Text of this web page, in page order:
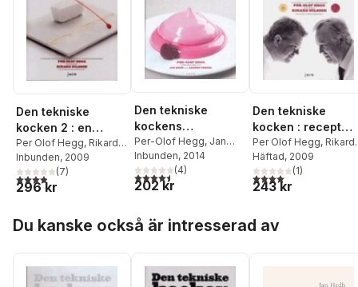
Den tekniske
kocken 2 : en
kokbok om
molekylär
gastronomi
Per Olof Hegg, Rikard
Nilsson
Inbunden, 2009
3,9utav 5 stjärnor. Totalt antal röster:
(7)
296 kr
Den tekniske
kockens
experimentella
kokbok : 117
kemiska
experiment i köket
Per-Olof Hegg, Jan
Hedh,Anders Vendel
Inbunden, 2014
4,5utav 5 stjärnor. Totalt antal röster:
(4)
202 kr
Den tekniske
kocken : recept
och förklaringar
varför vissa saker
händer i köket
Per Olof Hegg, Rikard
Nilsson ,Per-Anders
Jörgensen
Häftad, 2009
4,0utav 5 stjärnor.
(1)
243 kr
Du kanske också är intresserad av